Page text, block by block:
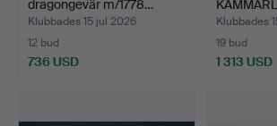
dragongevär m/1778…
Klubbades 15 jul 2026
12 bud
736 USD
ÄR,
Klubbades
19 bud
1 313 USD